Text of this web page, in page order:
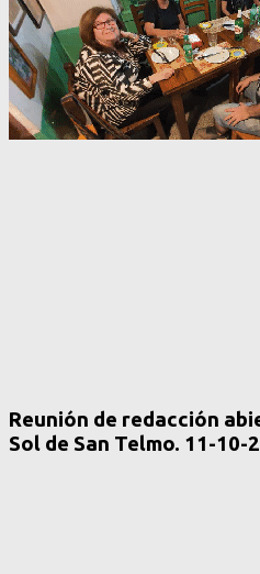
Reunión de redacción
Sol de San Telmo. 11-10-